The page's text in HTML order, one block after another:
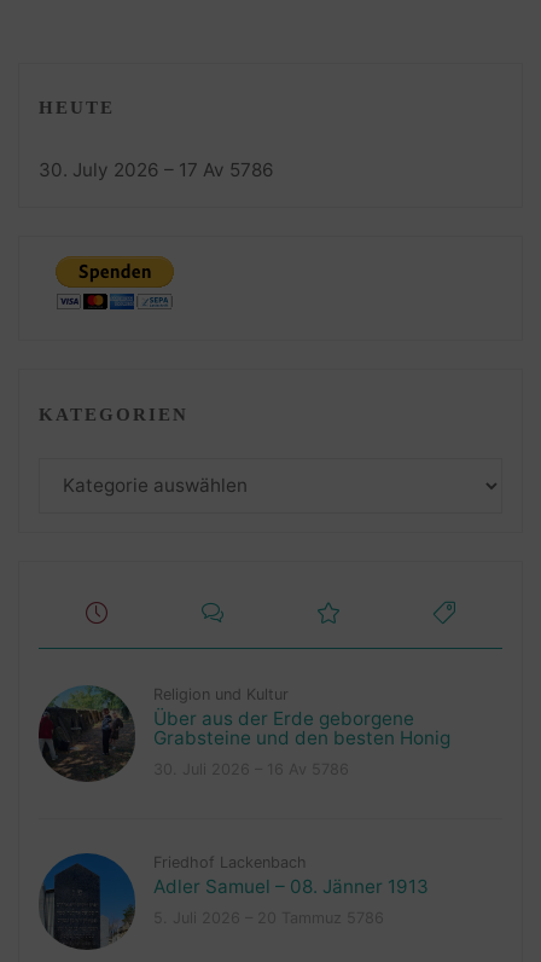
HEUTE
30. July 2026 – 17 Av 5786
KATEGORIEN
Kategorien
Religion und Kultur
Über aus der Erde geborgene
Grabsteine und den besten Honig
Friedhof Lackenbach
Adler Samuel – 08. Jänner 1913